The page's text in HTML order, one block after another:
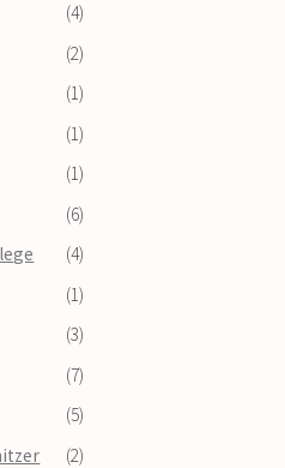
(4)
(2)
(1)
(1)
(1)
(6)
(4)
(1)
(3)
(7)
(5)
(2)